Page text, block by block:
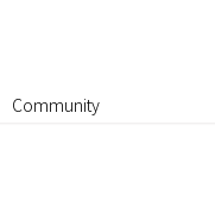
Community